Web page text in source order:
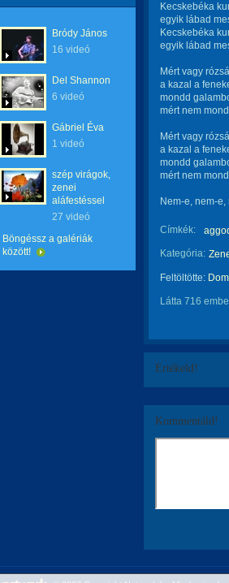
Bródy János
16 videó
Del Shannon
6 videó
Gábriel Éva
1 videó
szép virágok,
zenei
aláfestéssel
27 videó
Böngéssz a galériák
között!
Kecskebéka
egyik lábad
Kecskebéka
egyik lábad
Mért vagy
a kazal a
mondd
mért nem
Mért vagy
a kazal a
mondd
mért nem
Nem-e, nem-e,
Címkék:
Kategória:
Feltöltötte:
Látta 716
Értékeld!
Kommentáld!